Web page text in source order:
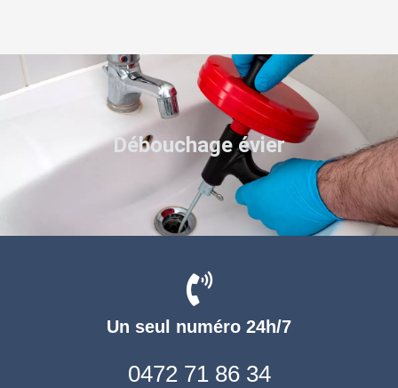
Un seul numéro 24h/7
0472 71 86 34
Débouchage évier